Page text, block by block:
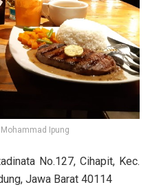
Ipung
No.127, Cihapit, Kec.
Jawa Barat 40114